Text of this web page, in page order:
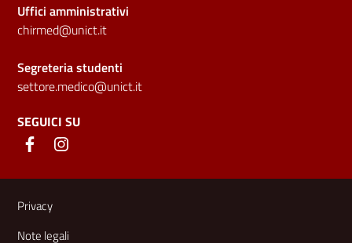
Uffici amministrativi
chirmed@unict.it
Segreteria studenti
settore.medico@unict.it
SEGUICI SU
Link e informazioni utili
Privacy
Note legali